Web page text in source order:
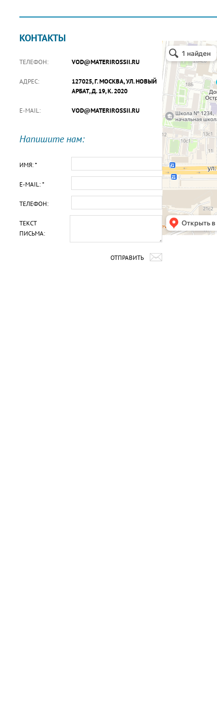
КОНТАКТЫ
ТЕЛЕФОН: VOD@MATERIROSSII.RU
АДРЕС:
127025, Г. МОСКВА, УЛ. НОВЫЙ
АРБАТ, Д. 19, К. 2020
E-MAIL: VOD@MATERIROSSII.RU
Напишите нам:
ИМЯ: *
E-MAIL: *
ТЕЛЕФОН:
ТЕКСТ
ПИСЬМА:
ОТПРАВИТЬ